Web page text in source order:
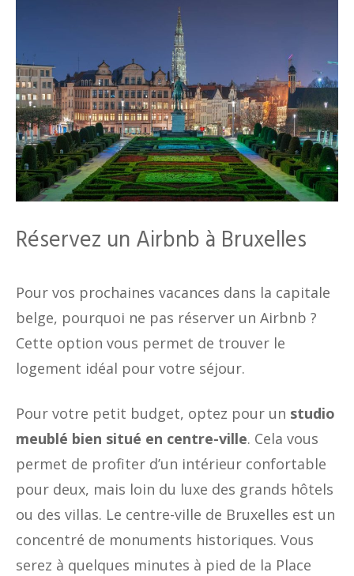
Réservez un Airbnb à Bruxelles
Pour vos prochaines vacances dans la capitale
belge, pourquoi ne pas réserver un Airbnb ?
Cette option vous permet de trouver le
logement idéal pour votre séjour.
Pour votre petit budget, optez pour un studio
meublé bien situé en centre-ville. Cela vous
permet de profiter d’un intérieur confortable
pour deux, mais loin du luxe des grands hôtels
ou des villas. Le centre-ville de Bruxelles est un
concentré de monuments historiques. Vous
serez à quelques minutes à pied de la Place